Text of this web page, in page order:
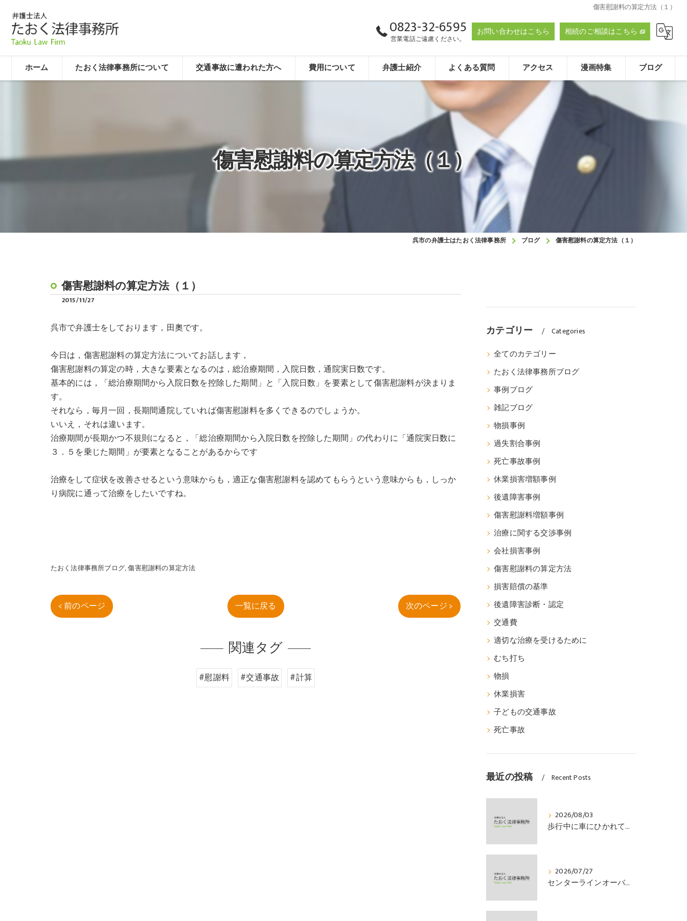
傷害慰謝料の算定方法（１）
0823-32-6595
営業電話ご遠慮ください。
お問い合わせはこちら 相続のご相談はこちら
ホーム たおく法律事務所について 交通事故に遭われた方へ 費用について 弁護士紹介 よくある質問 アクセス
たおく法律事務所
漫画特集 ブログ
傷害慰謝料の算定方法（１）
呉市の弁護士はたおく法律事務所 ブログ 傷害慰謝料の算定方法（１）
傷害慰謝料の算定方法（１）
2015/11/27
呉市で弁護士をしております，田奧です。
今日は，傷害慰謝料の算定方法についてお話します，
傷害慰謝料の算定の時，大きな要素となるのは，総治療期間，入院日数，通院実日数です。
基本的には，「総治療期間から入院日数を控除した期間」と「入院日数」を要素として傷害慰謝料が決まりま
す。
それなら，毎月一回，長期間通院していれば傷害慰謝料を多くできるのでしょうか。
いいえ，それは違います。
治療期間が長期かつ不規則になると，「総治療期間から入院日数を控除した期間」の代わりに「通院実日数に
３．５を乗じた期間」が要素となることがあるからです
治療をして症状を改善させるという意味からも，適正な傷害慰謝料を認めてもらうという意味からも，しっか
り病院に通って治療をしたいですね。
たおく法律事務所ブログ 傷害慰謝料の算定方法
< 前のページ 一覧に戻る 次のページ >
関連タグ
#慰謝料 #交通事故 #計算
カテゴリー Categories
全てのカテゴリー
たおく法律事務所ブログ
事例ブログ
雑記ブログ
物損事例
過失割合事例
死亡事故事例
休業損害増額事例
後遺障害事例
傷害慰謝料増額事例
治療に関する交渉事例
会社損害事例
傷害慰謝料の算定方法
損害賠償の基準
後遺障害診断・認定
交通費
適切な治療を受けるために
むち打ち
物損
休業損害
子どもの交通事故
死亡事故
最近の投稿 Recent Posts
2026/08/03
歩行中に車にひかれて頭部外傷を負い、その４か月後に亡くなり、死亡部分も含めて裁判所の基準で損害賠償金を獲得した事案｜たおく法律事務所
2026/07/27
センターラインオーバーの対向車に衝突され、むち打ちを発症し、裁判所の基準で慰謝料などの損害賠償金を獲得した事案｜たおく法律事務所